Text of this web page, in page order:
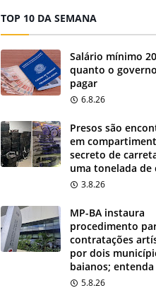
TOP 10 DA SEMANA
Salário mínimo
quanto o
pagar
6.8.26
Presos são
em
secreto de
uma tonelada de
3.8.26
MP-BA instaura
procedimento
contratações
por dois
baianos; entenda
5.8.26